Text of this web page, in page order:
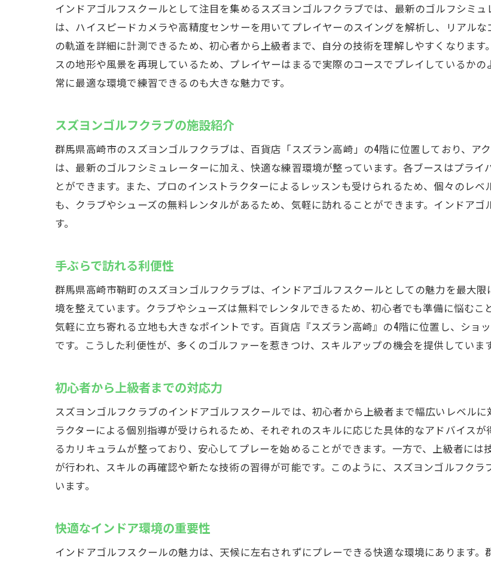
スズヨンゴルフクラブでの成長事例
スキルアップに適したイベント
天候に左右されないインドアゴルフスクールスズヨンゴルフク
全天候型インドアゴルフの利点
ゴルフスキルの持続的な向上
地域での人気と信頼
快適なアクセスと立地
スズヨンゴルフクラブで楽しくスキルアップインドアゴルフス
友人や家族と一緒に楽しむ方法
初心者向けのコースとレッスン
ゴルフを通じた健康維持
インドアゴルフスクールでゴルフスキルを磨こうスズヨンゴル
設備とテクノロジーの紹介
スズヨンゴルフクラブでの成功体験
継続的なスキルアップのためのアドバイス
プロフェッショナルのサポート
コミュニティとつながるメリット
スズヨンゴルフクラブでの体験談
インドアゴルフスクールとして注目を集めるスズヨンゴルフクラブでは、最新のゴルフシミ
は、ハイスピードカメラや高精度センサーを用いてプレイヤーのスイングを解析し、リアル
の軌道を詳細に計測できるため、初心者から上級者まで、自分の技術を理解しやすくなりま
スの地形や風景を再現しているため、プレイヤーはまるで実際のコースでプレイしているかの
常に最適な環境で練習できるのも大きな魅力です。
スズヨンゴルフクラブの施設紹介
群馬県高崎市のスズヨンゴルフクラブは、百貨店「スズラン高崎」の4階に位置しており、ア
は、最新のゴルフシミュレーターに加え、快適な練習環境が整っています。各ブースはプラ
とができます。また、プロのインストラクターによるレッスンも受けられるため、個々のレ
も、クラブやシューズの無料レンタルがあるため、気軽に訪れることができます。インドア
す。
手ぶらで訪れる利便性
群馬県高崎市鞘町のスズヨンゴルフクラブは、インドアゴルフスクールとしての魅力を最大
境を整えています。クラブやシューズは無料でレンタルできるため、初心者でも準備に悩むこ
気軽に立ち寄れる立地も大きなポイントです。百貨店『スズラン高崎』の4階に位置し、ショ
です。こうした利便性が、多くのゴルファーを惹きつけ、スキルアップの機会を提供しています
初心者から上級者までの対応力
スズヨンゴルフクラブのインドアゴルフスクールでは、初心者から上級者まで幅広いレベル
ラクターによる個別指導が受けられるため、それぞれのスキルに応じた具体的なアドバイス
るカリキュラムが整っており、安心してプレーを始めることができます。一方で、上級者に
が行われ、スキルの再確認や新たな技術の習得が可能です。このように、スズヨンゴルフク
います。
快適なインドア環境の重要性
インドアゴルフスクールの魅力は、天候に左右されずにプレーできる快適な環境にあります